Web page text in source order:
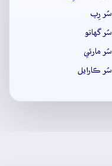
سُر رِپ
سُر گهاتو
سُر مارئي
سُر ڪارايل